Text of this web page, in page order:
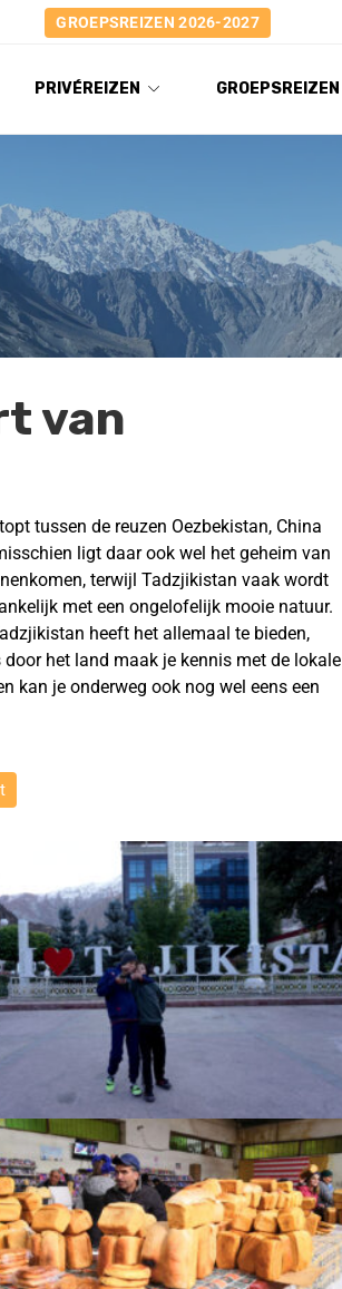
GROEPSREIZEN 2026-2027
PRIVÉREIZEN GROEPSREIZEN
van
tussen de reuzen Oezbekistan, China
ligt daar ook wel het geheim van
terwijl Tadzjikistan vaak wordt
met een ongelofelijk mooie natuur.
heeft het allemaal te bieden,
door het land maak je kennis met de lokale
kan je onderweg ook nog wel eens een